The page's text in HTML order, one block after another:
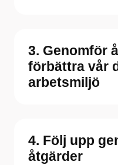
3. Genomför
förbättra vår
arbetsmiljö
4. Följ upp
åtgärder